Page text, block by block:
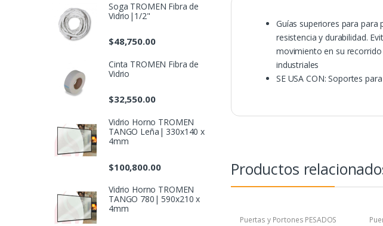
Guías superiores para
resistencia y durabilidad.
movimiento en su recorrido
industriales
SE USA CON: Soportes
Productos
Puertas y Portones PESADOS
Soga TROMEN Fibra de
Vidrio|1/2"
$48,750.00
Cinta TROMEN Fibra de
Vidrio
$32,550.00
Vidrio Horno TROMEN
TANGO Leña| 330x140 x
4mm
$100,800.00
Vidrio Horno TROMEN
TANGO 780| 590x210 x
4mm